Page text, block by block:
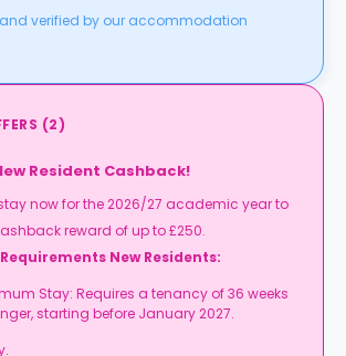
and verified by our accommodation
(2)
Resident Cashback!
now for the 2026/27 academic year to
reward of up to £250.
New Residents:
Stay: Requires a tenancy of 36 weeks
starting before January 2027.